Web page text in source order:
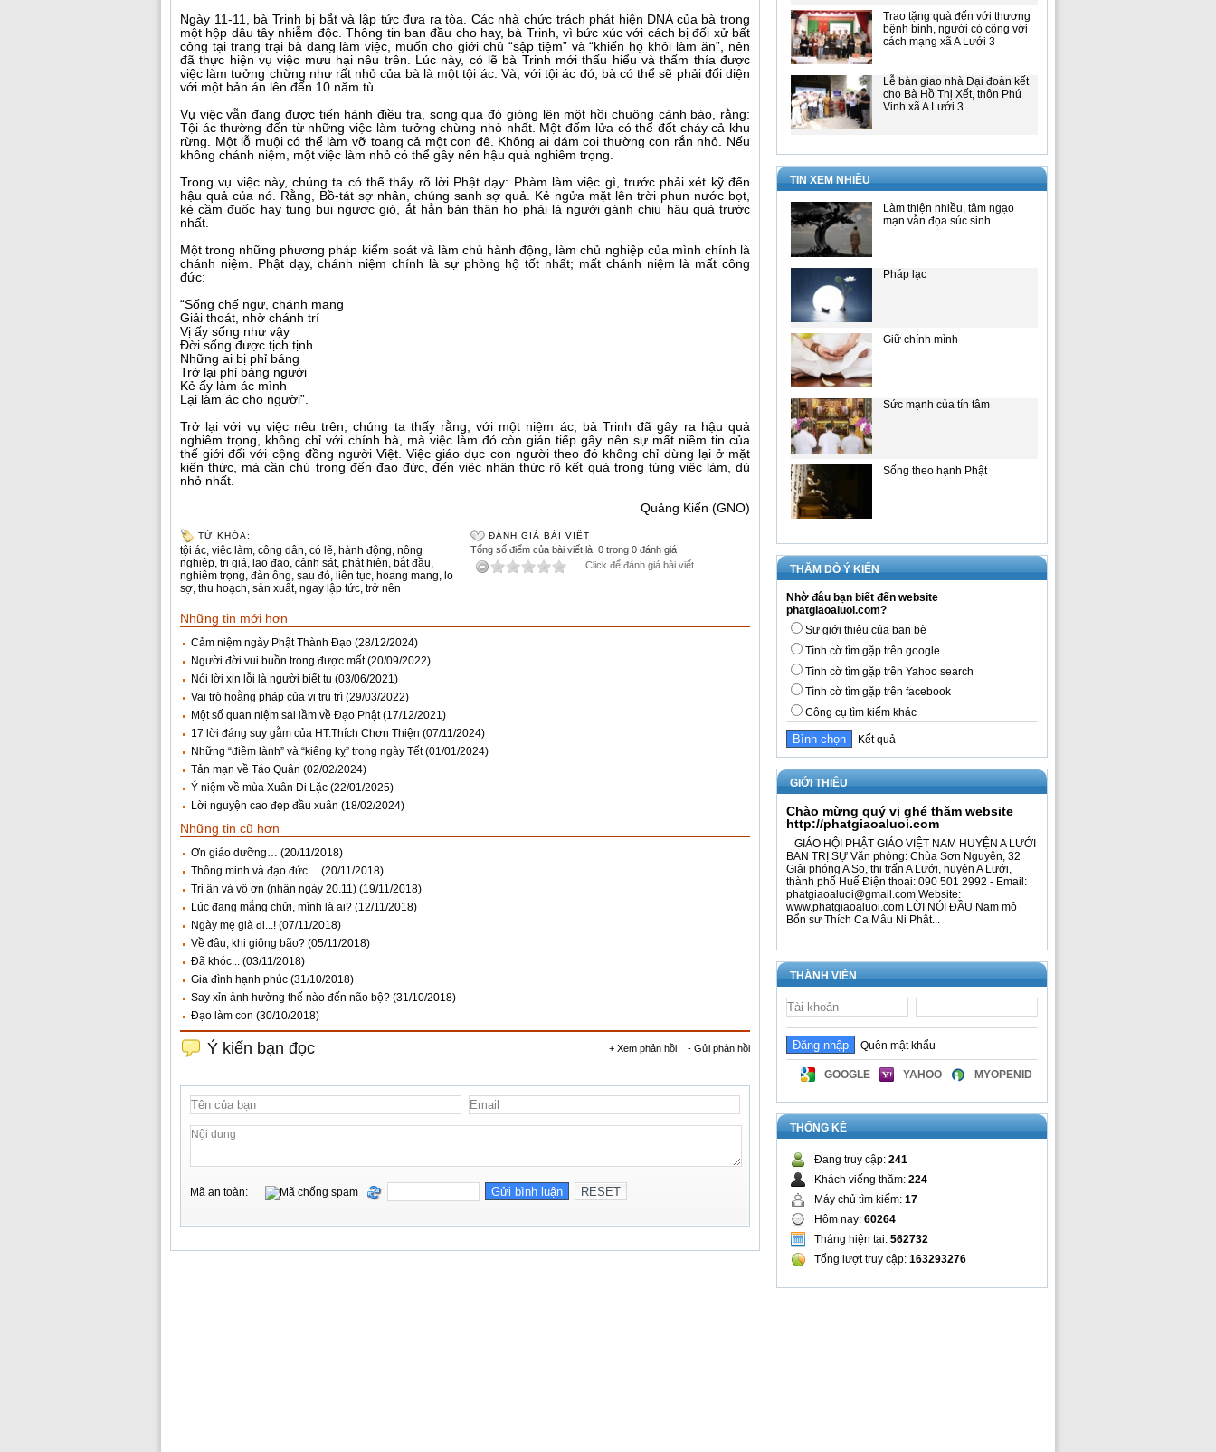
Ngày 11-11, bà Trinh bị bắt và lập tức đưa ra tòa. Các nhà chức trách phát hiện DNA của bà trong
một hộp dâu tây nhiễm độc. Thông tin ban đầu cho hay, bà Trinh, vì bức xúc với cách bị đối xử bất
công tại trang trại bà đang làm việc, muốn cho giới chủ “sập tiệm” và “khiến họ khỏi làm ăn”, nên
đã thực hiện vụ việc mưu hại nêu trên. Lúc này, có lẽ bà Trinh mới thấu hiểu và thấm thía được
việc làm tưởng chừng như rất nhỏ của bà là một tội ác. Và, với tội ác đó, bà có thể sẽ phải đối diện
với một bản án lên đến 10 năm tù.
Vụ việc vẫn đang được tiến hành điều tra, song qua đó gióng lên một hồi chuông cảnh báo, rằng:
Tội ác thường đến từ những việc làm tưởng chừng nhỏ nhất. Một đốm lửa có thể đốt cháy cả khu
rừng. Một lỗ muội có thể làm vỡ toang cả một con đê. Không ai dám coi thường con rắn nhỏ. Nếu
không chánh niệm, một việc làm nhỏ có thể gây nên hậu quả nghiêm trọng.
Trong vụ việc này, chúng ta có thể thấy rõ lời Phật dạy: Phàm làm việc gì, trước phải xét kỹ đến
hậu quả của nó. Rằng, Bồ-tát sợ nhân, chúng sanh sợ quả. Kẻ ngửa mặt lên trời phun nước bọt,
kẻ cầm đuốc hay tung bụi ngược gió, ắt hẳn bản thân họ phải là người gánh chịu hậu quả trước
nhất.
Một trong những phương pháp kiểm soát và làm chủ hành động, làm chủ nghiệp của mình chính là
chánh niệm. Phật dạy, chánh niệm chính là sự phòng hộ tốt nhất; mất chánh niệm là mất công
đức:
“Sống chế ngự, chánh mạng
Giải thoát, nhờ chánh trí
Vị ấy sống như vậy
Ðời sống được tịch tịnh
Những ai bị phỉ báng
Trở lại phỉ báng người
Kẻ ấy làm ác mình
Lại làm ác cho người”.
Trở lại với vụ việc nêu trên, chúng ta thấy rằng, với một niệm ác, bà Trinh đã gây ra hậu quả
nghiêm trọng, không chỉ với chính bà, mà việc làm đó còn gián tiếp gây nên sự mất niềm tin của
thế giới đối với cộng đồng người Việt. Việc giáo dục con người theo đó không chỉ dừng lại ở mặt
kiến thức, mà cần chú trọng đến đạo đức, đến việc nhận thức rõ kết quả trong từng việc làm, dù
nhỏ nhất.
Quảng Kiến (GNO)
TỪ KHÓA:
tội ác, việc làm, công dân, có lẽ, hành động, nông
nghiệp, trị giá, lao đao, cảnh sát, phát hiện, bắt đầu,
nghiêm trọng, đàn ông, sau đó, liên tục, hoang mang, lo
sợ, thu hoạch, sản xuất, ngay lập tức, trở nên
ĐÁNH GIÁ BÀI VIẾT
Tổng số điểm của bài viết là: 0 trong 0 đánh giá
Click để đánh giá bài viết
Những tin mới hơn
Cảm niệm ngày Phật Thành Đạo (28/12/2024)
Người đời vui buồn trong được mất (20/09/2022)
Nói lời xin lỗi là người biết tu (03/06/2021)
Vai trò hoằng pháp của vị trụ trì (29/03/2022)
Một số quan niệm sai lầm về Đạo Phật (17/12/2021)
17 lời đáng suy gẫm của HT.Thích Chơn Thiện (07/11/2024)
Những “điềm lành” và “kiêng kỵ” trong ngày Tết (01/01/2024)
Tản mạn về Táo Quân (02/02/2024)
Ý niệm về mùa Xuân Di Lặc (22/01/2025)
Lời nguyện cao đẹp đầu xuân (18/02/2024)
Những tin cũ hơn
Ơn giáo dưỡng… (20/11/2018)
Thông minh và đạo đức… (20/11/2018)
Tri ân và vô ơn (nhân ngày 20.11) (19/11/2018)
Lúc đang mắng chửi, mình là ai? (12/11/2018)
Ngày mẹ già đi...! (07/11/2018)
Về đâu, khi giông bão? (05/11/2018)
Đã khóc... (03/11/2018)
Gia đình hạnh phúc (31/10/2018)
Say xỉn ảnh hưởng thế nào đến não bộ? (31/10/2018)
Đạo làm con (30/10/2018)
+ Xem phản hồi - Gửi phản hồi
Ý kiến bạn đọc
Mã an toàn:
Trao tặng quà đến với thương
bệnh binh, người có công với
cách mạng xã A Lưới 3
Lễ bàn giao nhà Đại đoàn kết
cho Bà Hồ Thị Xết, thôn Phú
Vinh xã A Lưới 3
TIN XEM NHIỀU
Làm thiện nhiều, tâm ngạo
mạn vẫn đọa súc sinh
Pháp lạc
Giữ chính mình
Sức mạnh của tín tâm
Sống theo hạnh Phật
THĂM DÒ Ý KIẾN
Nhờ đâu bạn biết đến website
phatgiaoaluoi.com?
Sự giới thiệu của bạn bè
Tình cờ tìm gặp trên google
Tình cờ tìm gặp trên Yahoo search
Tình cờ tìm gặp trên facebook
Công cụ tìm kiếm khác
Kết quả
GIỚI THIỆU
Chào mừng quý vị ghé thăm website
http://phatgiaoaluoi.com
GIÁO HỘI PHẬT GIÁO VIỆT NAM HUYỆN A LƯỚI
BAN TRỊ SỰ Văn phòng: Chùa Sơn Nguyên, 32
Giải phóng A So, thị trấn A Lưới, huyện A Lưới,
thành phố Huế Điện thoại: 090 501 2992 - Email:
phatgiaoaluoi@gmail.com Website:
www.phatgiaoaluoi.com LỜI NÓI ĐẦU Nam mô
Bổn sư Thích Ca Mâu Ni Phật...
THÀNH VIÊN
Quên mật khẩu
GOOGLE YAHOO MYOPENID
THỐNG KÊ
Đang truy cập: 241
Khách viếng thăm: 224
Máy chủ tìm kiếm: 17
Hôm nay: 60264
Tháng hiện tại: 562732
Tổng lượt truy cập: 163293276